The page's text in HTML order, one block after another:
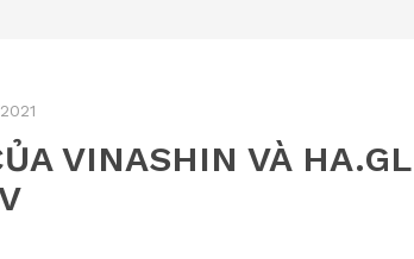
VINASHIN VÀ HA.GL